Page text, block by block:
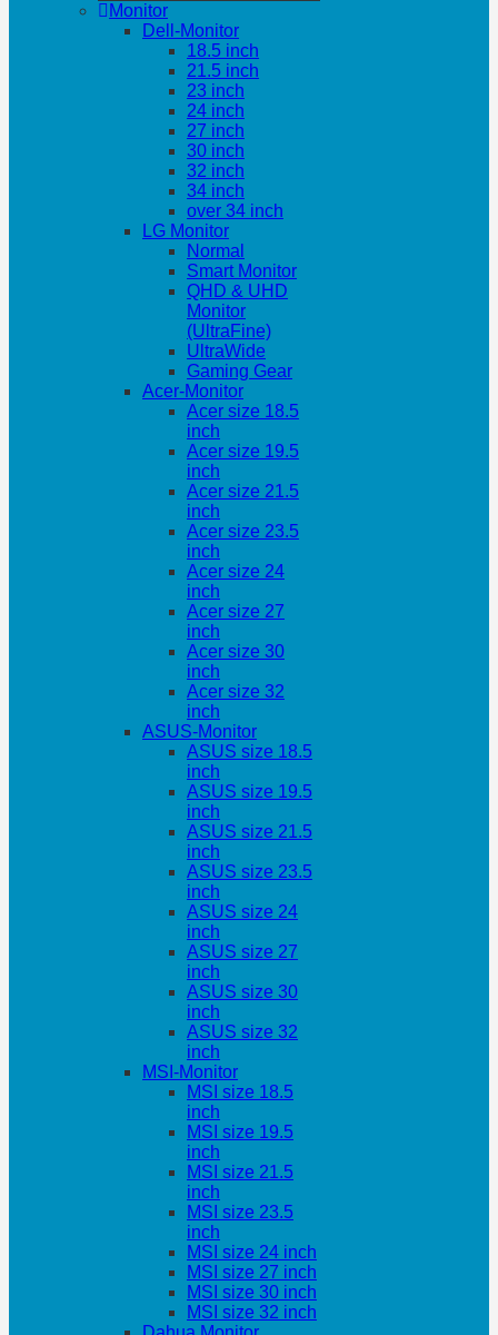
Monitor
Dell-Monitor
18.5 inch
21.5 inch
23 inch
24 inch
27 inch
30 inch
32 inch
34 inch
over 34 inch
LG Monitor
Normal
Smart Monitor
QHD & UHD
Monitor
(UltraFine)
UltraWide
Gaming Gear
Acer-Monitor
Acer size 18.5
inch
Acer size 19.5
inch
Acer size 21.5
inch
Acer size 23.5
inch
Acer size 24
inch
Acer size 27
inch
Acer size 30
inch
Acer size 32
inch
ASUS-Monitor
ASUS size 18.5
inch
ASUS size 19.5
inch
ASUS size 21.5
inch
ASUS size 23.5
inch
ASUS size 24
inch
ASUS size 27
inch
ASUS size 30
inch
ASUS size 32
inch
MSI-Monitor
MSI size 18.5
inch
MSI size 19.5
inch
MSI size 21.5
inch
MSI size 23.5
inch
MSI size 24 inch
MSI size 27 inch
MSI size 30 inch
MSI size 32 inch